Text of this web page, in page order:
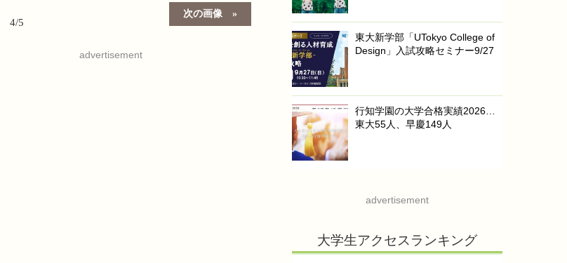
次の画像
4/5
advertisement
東大新学部「UTokyo College of
Design」入試攻略セミナー9/27
行知学園の大学合格実績2026…
東大55人、早慶149人
advertisement
大学生アクセスランキング